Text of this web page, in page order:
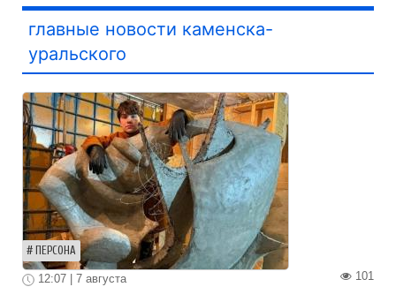
главные новости каменска-
уральского
ПЕРСОНА
101
12:07 | 7 августа